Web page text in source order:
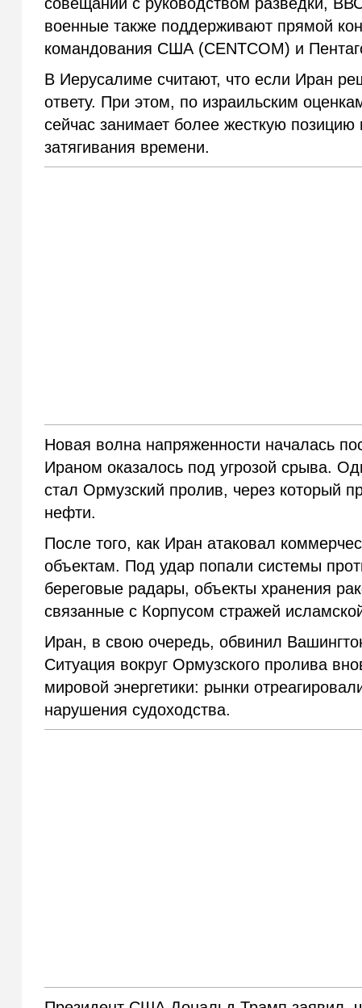
военные также поддерживают прямой
командования США (CENTCOM) и
В Иерусалиме считают, что если Иран
ответу. При этом, по израильским
сейчас занимает более жесткую позицию
затягивания времени.
Новая волна напряженности началась
Ираном оказалось под угрозой срыва.
стал Ормузский пролив, через который
нефти.
После того, как Иран атаковал
объектам. Под удар попали системы
береговые радары, объекты хранения
связанные с Корпусом стражей
Иран, в свою очередь, обвинил
Ситуация вокруг Ормузского пролива
мировой энергетики: рынки
нарушения судоходства.